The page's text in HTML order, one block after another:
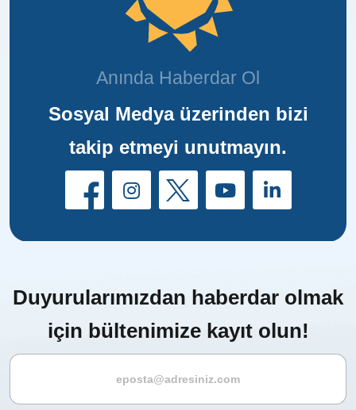
Anında Haberdar Ol
Sosyal Medya üzerinden bizi
takip etmeyi unutmayın.
Duyurularımızdan haberdar olmak
için bültenimize kayıt olun!